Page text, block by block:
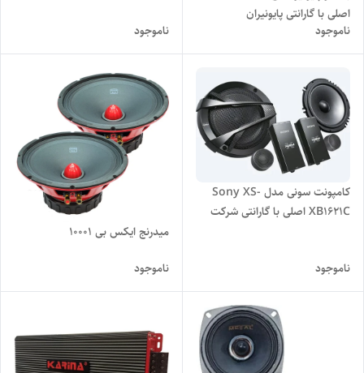
اصلی با گارانتی پایونیران
ناموجود
ناموجود
کامپونت سونی مدل Sony XS-
XB1621C اصلی با گارانتی شرکت
ناموجود
میدرنج ایکس بی ۱۰۰۰۱
ناموجود